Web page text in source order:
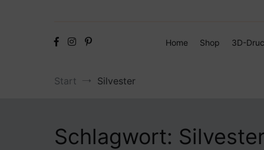
Home
Shop 3D-
Start Silvester
Schlagwort: